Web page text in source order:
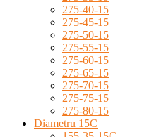
275-40-15
275-45-15
275-50-15
275-55-15
275-60-15
275-65-15
275-70-15
275-75-15
275-80-15
Diametru 15C